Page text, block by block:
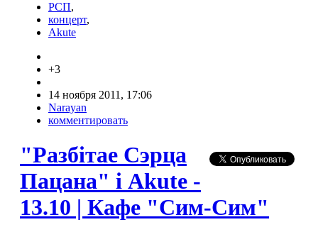
РСП,
концерт,
Akute
+3
14 ноября 2011, 17:06
Narayan
комментировать
"Разбітае Сэрца
Пацана" і Аkute -
13.10 | Кафе "Сим-Сим"